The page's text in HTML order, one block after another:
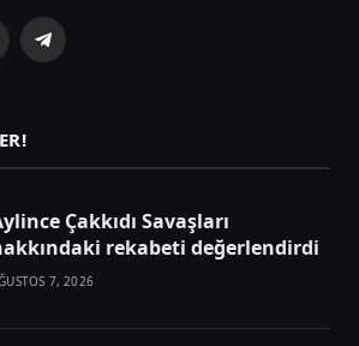
Telegram
Çakkıdı Savaşları
rekabeti değerlendirdi
7, 2026